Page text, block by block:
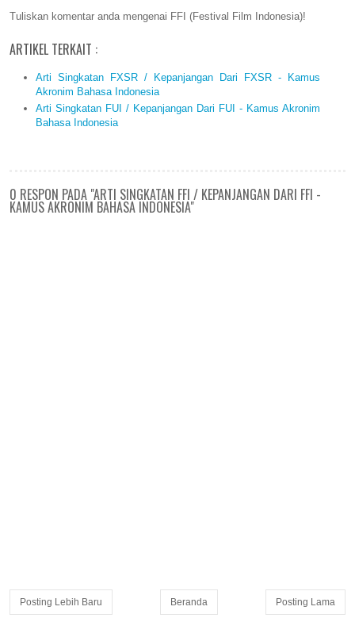
Tuliskan komentar anda mengenai FFI (Festival Film Indonesia)!
ARTIKEL TERKAIT :
Arti Singkatan FXSR / Kepanjangan Dari FXSR - Kamus
Akronim Bahasa Indonesia
Arti Singkatan FUI / Kepanjangan Dari FUI - Kamus Akronim
Bahasa Indonesia
0 RESPON PADA "ARTI SINGKATAN FFI / KEPANJANGAN DARI FFI -
KAMUS AKRONIM BAHASA INDONESIA"
Posting Lebih Baru Posting Lama
Beranda